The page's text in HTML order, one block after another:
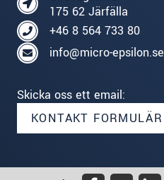
175 62 Järfälla
+46 8 564 733 80
info@micro-epsilon.se
Skicka oss ett email:
KONTAKT FORMULÄR